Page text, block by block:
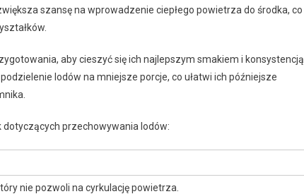
szansę na wprowadzenie ciepłego powietrza do środka, co
aby cieszyć się ich najlepszym smakiem i konsystencją.
lodów na mniejsze porcje, co ułatwi ich późniejsze
przechowywania lodów:
nie pozwoli na cyrkulację powietrza.